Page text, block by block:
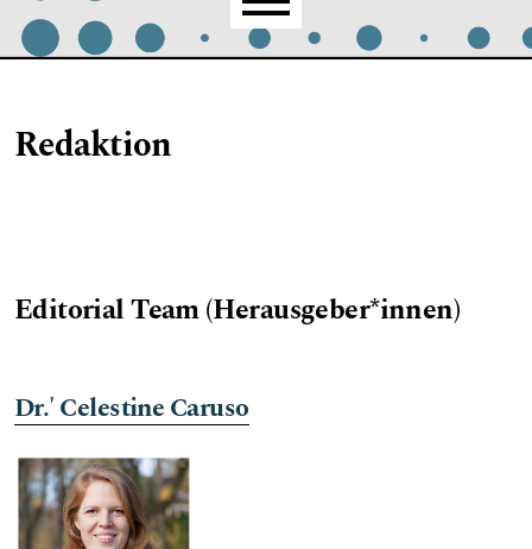
Hauptmenü
Redaktion
Editorial Team (Herausgeber*innen)
Dr.' Celestine Caruso